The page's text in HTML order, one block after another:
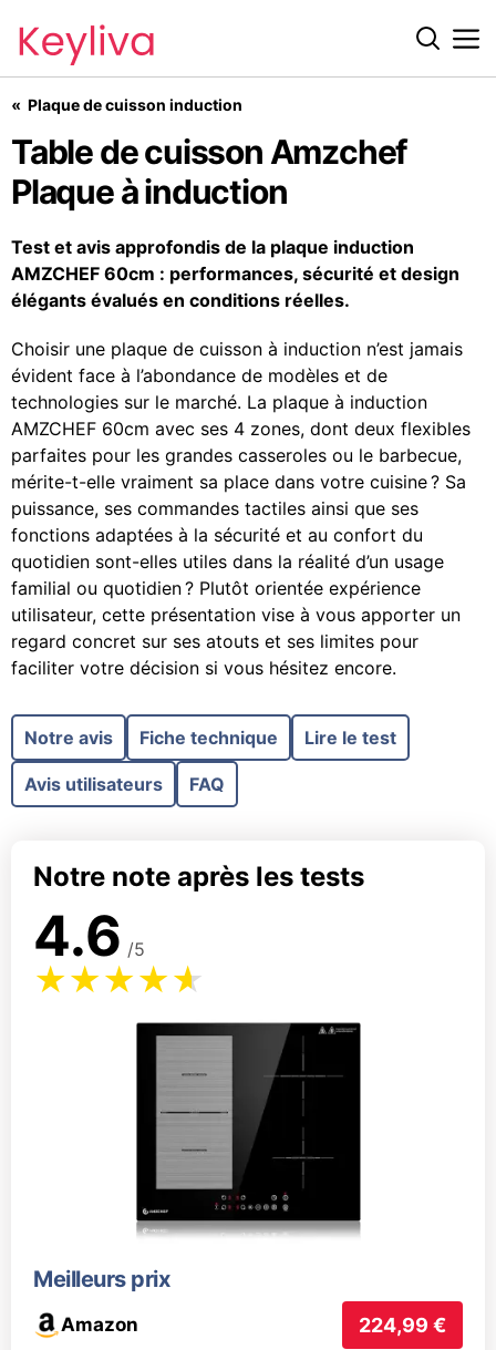
Plaque de cuisson induction
Table de cuisson Amzchef Plaque à induction
Table de cuisson Amzchef
Plaque à induction
Test et avis approfondis de la plaque induction
AMZCHEF 60cm : performances, sécurité et design
élégants évalués en conditions réelles.
Choisir une plaque de cuisson à induction n’est jamais
évident face à l’abondance de modèles et de
technologies sur le marché. La plaque à induction
AMZCHEF 60cm avec ses 4 zones, dont deux flexibles
parfaites pour les grandes casseroles ou le barbecue,
mérite-t-elle vraiment sa place dans votre cuisine ? Sa
puissance, ses commandes tactiles ainsi que ses
fonctions adaptées à la sécurité et au confort du
quotidien sont-elles utiles dans la réalité d’un usage
familial ou quotidien ? Plutôt orientée expérience
utilisateur, cette présentation vise à vous apporter un
regard concret sur ses atouts et ses limites pour
faciliter votre décision si vous hésitez encore.
Notre avis Fiche technique Lire le test
Avis utilisateurs FAQ
Notre note après les tests
4.6 /5
Meilleurs prix
Amazon 224,99 €